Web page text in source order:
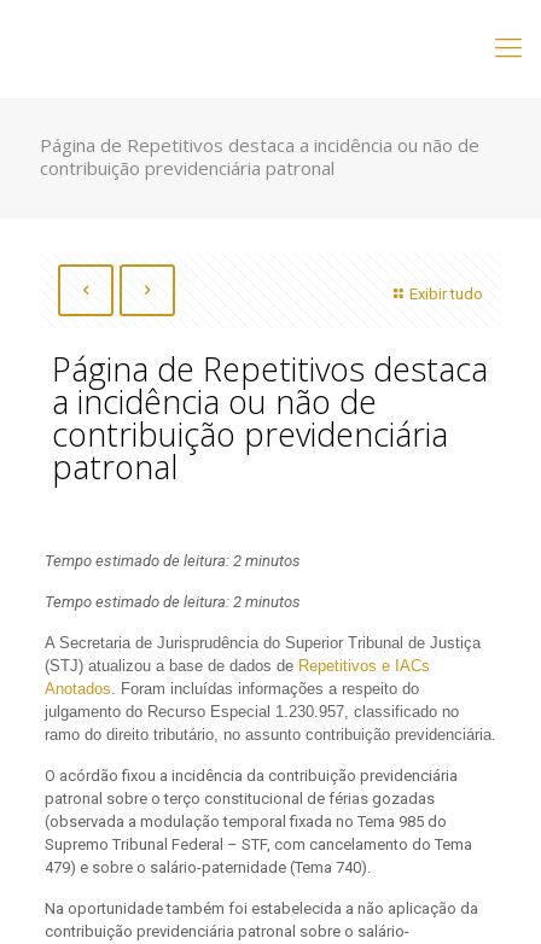
Página de Repetitivos destaca a incidência ou não de
contribuição previdenciária patronal
Exibir tudo
Página de Repetitivos destaca
a incidência ou não de
contribuição previdenciária
patronal
Tempo estimado de leitura: 2 minutos
Tempo estimado de leitura: 2 minutos
ASecretaria de Jurisprudência do Superior Tribunal de Justiça
(STJ) atualizou a base de dados de Repetitivos e IACs
Anotados. Foram incluídas informações a respeito do
julgamento do Recurso Especial 1.230.957, classificado no
ramo do direito tributário, no assunto contribuição previdenciária.
O acórdão fixou a incidência da contribuição previdenciária
patronal sobre o terço constitucional de férias gozadas
(observada a modulação temporal fixada no Tema 985 do
Supremo Tribunal Federal – STF, com cancelamento do Tema
479) e sobre o salário-paternidade (Tema 740).
Na oportunidade também foi estabelecida a não aplicação da
contribuição previdenciária patronal sobre o salário-